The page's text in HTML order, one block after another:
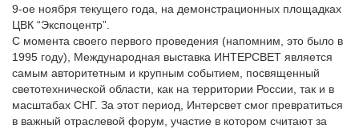
9-ое ноября текущего года, на демонстрационных площадках
ЦВК “Экспоцентр”.
С момента своего первого проведения (напомним, это было в
1995 году), Международная выставка ИНТЕРСВЕТ является
самым авторитетным и крупным событием, посвященный
светотехнической области, как на территории России, так и в
масштабах СНГ. За этот период, Интерсвет смог превратиться
в важный отраслевой форум, участие в котором считают за